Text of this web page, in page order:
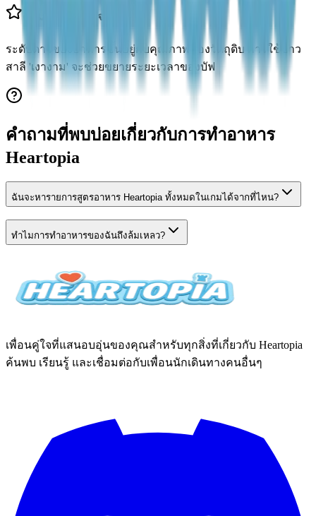
คุณภาพคือหัวใจ
ระดับดาวของอาหารขึ้นอยู่กับคุณภาพของวัตถุดิบ การใช้ข้าว
สาลี 'เงางาม' จะช่วยขยายระยะเวลาของบัฟ
คำถามที่พบบ่อยเกี่ยวกับการทำอาหาร
Heartopia
ฉันจะหารายการสูตรอาหาร Heartopia ทั้งหมดในเกมได้จากที่ไหน?
ทำไมการทำอาหารของฉันถึงล้มเหลว?
เพื่อนคู่ใจที่แสนอบอุ่นของคุณสำหรับทุกสิ่งที่เกี่ยวกับ Heartopia
ค้นพบ เรียนรู้ และเชื่อมต่อกับเพื่อนนักเดินทางคนอื่นๆ